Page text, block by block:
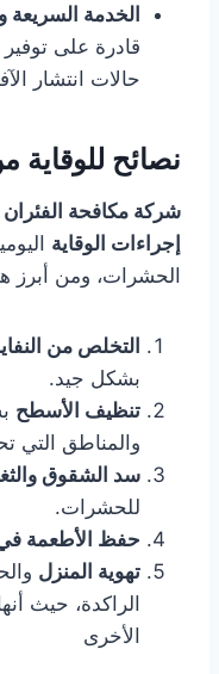
الخدمة السريعة
قادرة على
حالات انتشار
نصائح
شركة مكافحة الفئران
إجراءات الوقاية
الحشرات، ومن أبرز
التخلص من
بشكل جيد.
تنظيف الأسطح
والمناطق التي
سد الشقوق
للحشرات.
حفظ الأطعمة في
تهوية المنزل
الراكدة، حيث
الأخرى